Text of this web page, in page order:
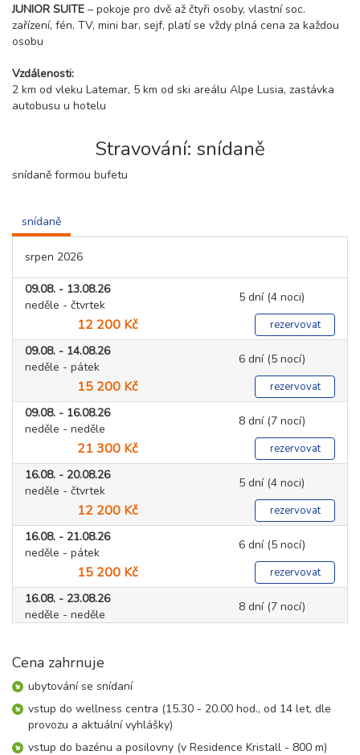
JUNIOR SUITE – pokoje pro dvě až čtyři osoby, vlastní soc.
zařízení, fén, TV, mini bar, sejf, platí se vždy plná cena za každou
osobu
Vzdálenosti:
2 km od vleku Latemar, 5 km od ski areálu Alpe Lusia, zastávka
autobusu u hotelu
Stravování: snídaně
snídaně formou bufetu
snídaně
srpen 2026
09.08. - 13.08.26
neděle - čtvrtek
5 dní (4 noci)
12 200 Kč rezervovat
09.08. - 14.08.26
neděle - pátek
6 dní (5 nocí)
15 200 Kč rezervovat
09.08. - 16.08.26
neděle - neděle
8 dní (7 nocí)
21 300 Kč rezervovat
16.08. - 20.08.26
neděle - čtvrtek
5 dní (4 noci)
12 200 Kč rezervovat
16.08. - 21.08.26
neděle - pátek
6 dní (5 nocí)
15 200 Kč rezervovat
16.08. - 23.08.26
neděle - neděle
8 dní (7 nocí)
23.08. - 27.08.26
23.08. - 28.08.26
neděle - pátek
Cena zahrnuje
ubytování se snídaní
vstup do wellness centra (15.30 - 20.00 hod., od 14 let, dle
provozu a aktuální vyhlášky)
vstup do bazénu a posilovny (v Residence Kristall - 800 m)